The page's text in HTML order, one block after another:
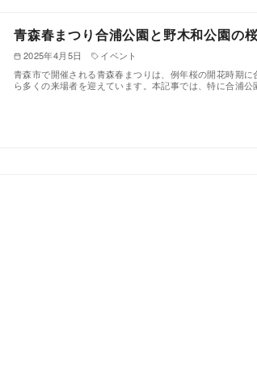
青森春まつり合浦公園と野木和公園の
2025年4月5日
イベント
青森市で開催される青森春まつりは、例年桜の開花時期
ら多くの来場者を迎えています。本記事では、特に合浦公